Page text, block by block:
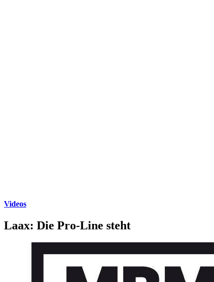
Videos
Laax: Die Pro-Line steht